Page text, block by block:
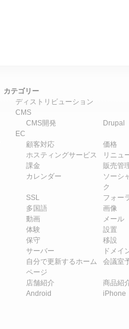
カテゴリー
ディストリビューション
CMS
CMS開発
Drupal
EC
顧客対応
価格
ホスティングサービス
リニュ
課金
販売管
カレンダー
ソーシ
ク
SSL フォー
多国語
画像
動画
メール
体験
設置
保守
移設
サーバー
ドメイ
自分で更新するホーム
ページ
会議室
店舗紹介 商品紹
Android
iPhone